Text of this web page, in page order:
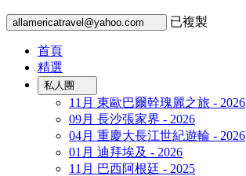
allamericatravel@yahoo.com 已複製
首頁
精選
私人團
11月 東歐巴爾幹瑰麗之旅 - 2026
09月 長沙張家界 - 2026
04月 重慶大長江世紀遊輪 - 2026
01月 迪拜埃及 - 2026
11月 巴西阿根廷 - 2025